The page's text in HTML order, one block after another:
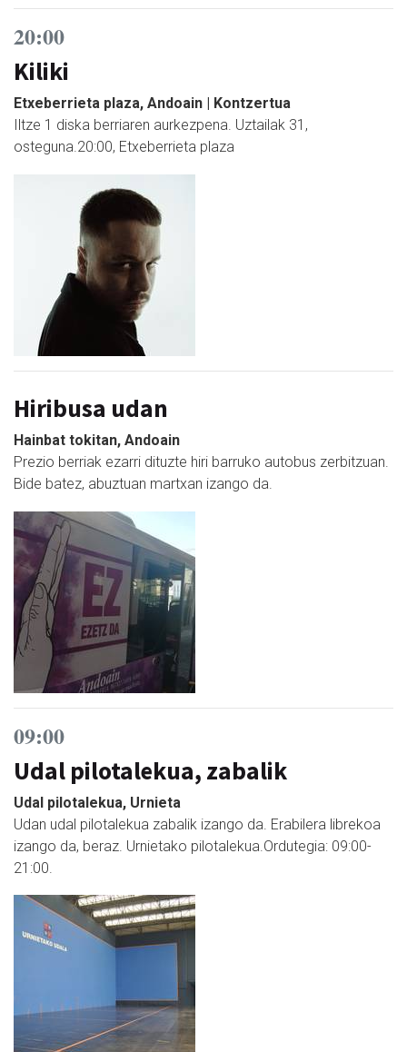
20:00
Kiliki
Etxeberrieta plaza, Andoain | Kontzertua
Iltze 1 diska berriaren aurkezpena. Uztailak 31,
osteguna.20:00, Etxeberrieta plaza
Hiribusa udan
Hainbat tokitan, Andoain
Prezio berriak ezarri dituzte hiri barruko autobus zerbitzuan.
Bide batez, abuztuan martxan izango da.
09:00
Udal pilotalekua, zabalik
Udal pilotalekua, Urnieta
Udan udal pilotalekua zabalik izango da. Erabilera librekoa
izango da, beraz. Urnietako pilotalekua.Ordutegia: 09:00-
21:00.